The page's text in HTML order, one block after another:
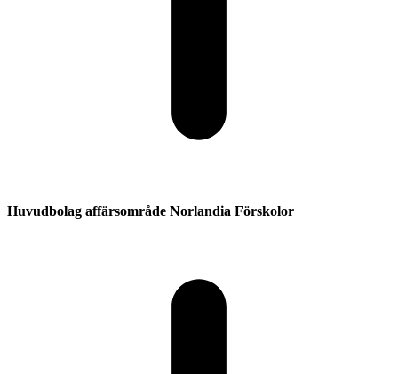
Huvudbolag affärsområde Norlandia Förskolor